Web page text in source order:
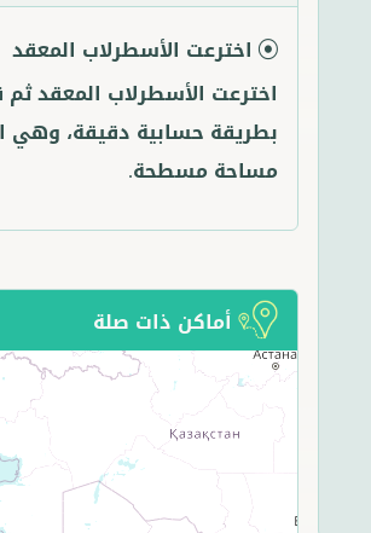
اخترعت الأسطرلاب المعقد
اخترعت الأسطرلاب المعقد
بطريقة حسابية دقيقة، وهي
مساحة مسطحة.
أماكن ذات صلة